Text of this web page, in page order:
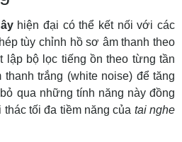
hiện đại có thể kết nối với các
tùy chỉnh hồ sơ âm thanh theo
lập bộ lọc tiếng ồn theo từng tần
trắng (white noise) để tăng
qua những tính năng này đồng
tối đa tiềm năng của tai nghe